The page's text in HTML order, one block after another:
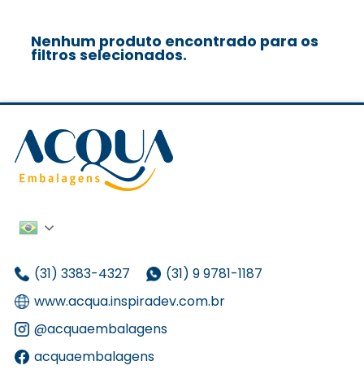
Nenhum produto encontrado para os
filtros selecionados.
(31) 3383-4327
(31) 9 9781-1187
www.acqua.inspiradev.com.br
@acquaembalagens
acquaembalagens